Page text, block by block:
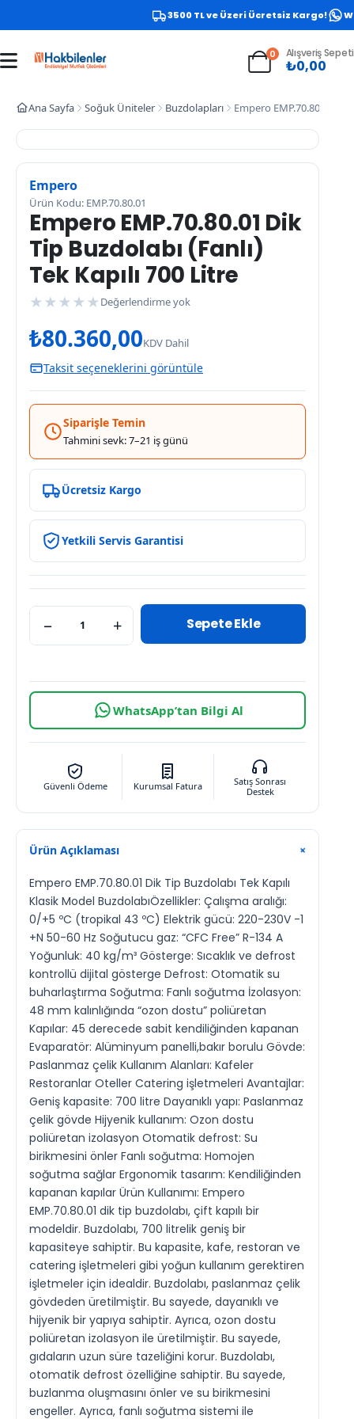
3500 TL ve Üzeri Ücretsiz Kargo!
0 Alışveriş Sepeti
₺0,00
Ana Sayfa Soğuk Üniteler Buzdolapları Empero EMP.70.80.01 Dik
Empero
Ürün Kodu: EMP.70.80.01
Empero EMP.70.80.01 Dik
Tip Buzdolabı (Fanlı)
Tek Kapılı 700 Litre
★ ★ ★ ★ ★ Değerlendirme yok
₺80.360,00KDV Dahil
Taksit seçeneklerini görüntüle
Siparişle Temin
Tahmini sevk: 7–21 iş günü
Ücretsiz Kargo
Yetkili Servis Garantisi
− + Sepete Ekle
WhatsApp’tan Bilgi Al
Güvenli Ödeme Kurumsal Fatura
Satış Sonrası
Destek
Ürün Açıklaması +
Empero EMP.70.80.01 Dik Tip Buzdolabı Tek Kapılı
Klasik Model BuzdolabıÖzellikler: Çalışma aralığı:
0/+5 ºC (tropikal 43 ºC) Elektrik gücü: 220-230V -1
+N 50-60 Hz Soğutucu gaz: “CFC Free” R-134 A
Yoğunluk: 40 kg/m³ Gösterge: Sıcaklık ve defrost
kontrollü dijital gösterge Defrost: Otomatik su
buharlaştırma Soğutma: Fanlı soğutma İzolasyon:
48 mm kalınlığında “ozon dostu” poliüretan
Kapılar: 45 derecede sabit kendiliğinden kapanan
Evaparatör: Alüminyum panelli,bakır borulu Gövde:
Paslanmaz çelik Kullanım Alanları: Kafeler
Restoranlar Oteller Catering işletmeleri Avantajlar:
Geniş kapasite: 700 litre Dayanıklı yapı: Paslanmaz
çelik gövde Hijyenik kullanım: Ozon dostu
poliüretan izolasyon Otomatik defrost: Su
birikmesini önler Fanlı soğutma: Homojen
soğutma sağlar Ergonomik tasarım: Kendiliğinden
kapanan kapılar Ürün Kullanımı: Empero
EMP.70.80.01 dik tip buzdolabı, çift kapılı bir
modeldir. Buzdolabı, 700 litrelik geniş bir
kapasiteye sahiptir. Bu kapasite, kafe, restoran ve
catering işletmeleri gibi yoğun kullanım gerektiren
işletmeler için idealdir. Buzdolabı, paslanmaz çelik
gövdeden üretilmiştir. Bu sayede, dayanıklı ve
hijyenik bir yapıya sahiptir. Ayrıca, ozon dostu
poliüretan izolasyon ile üretilmiştir. Bu sayede,
gıdaların uzun süre tazeliğini korur. Buzdolabı,
otomatik defrost özelliğine sahiptir. Bu sayede,
buzlanma oluşmasını önler ve su birikmesini
engeller. Ayrıca, fanlı soğutma sistemi ile